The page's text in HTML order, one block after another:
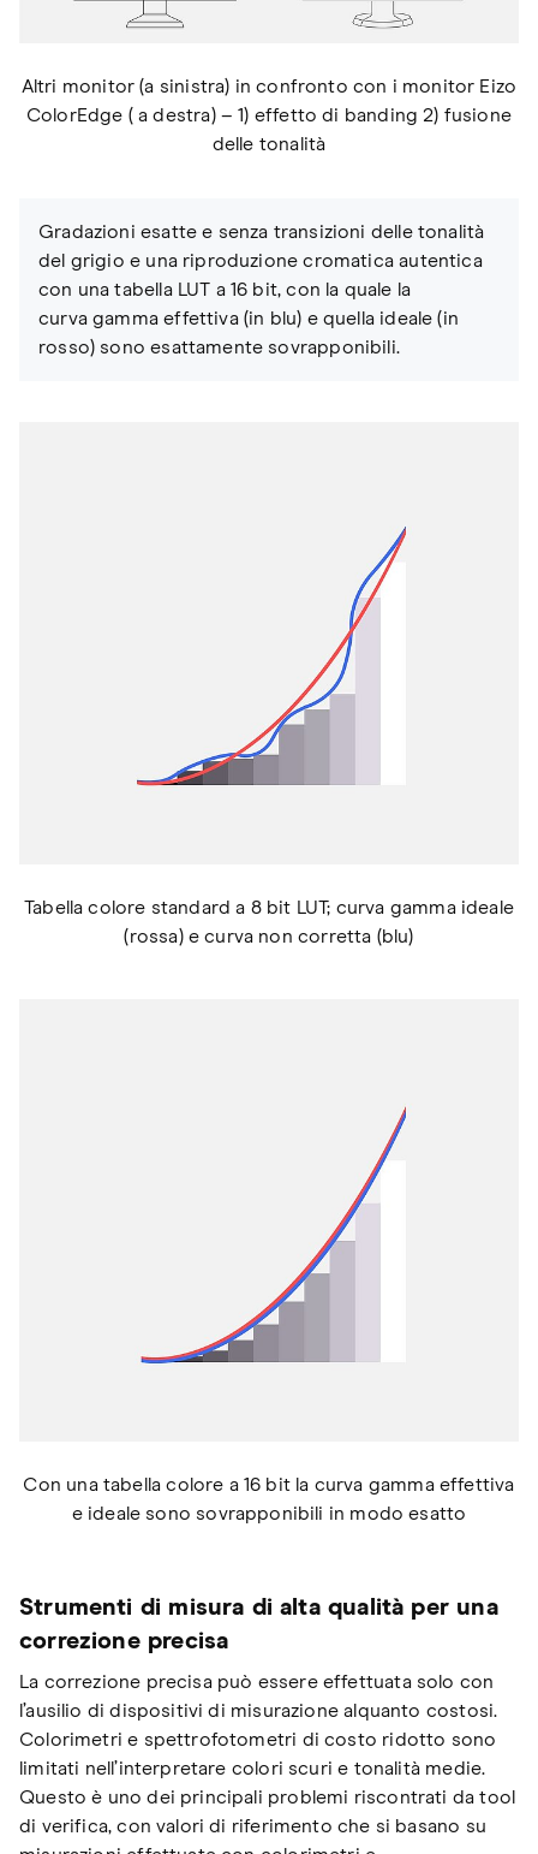
Altri monitor (a sinistra) in confronto con i monitor Eizo
ColorEdge ( a destra) – 1) effetto di banding 2) fusione
delle tonalità
Gradazioni esatte e senza transizioni delle tonalità
del grigio e una riproduzione cromatica autentica
con una tabella LUT a 16 bit, con la quale la
curva gamma effettiva (in blu) e quella ideale (in
rosso) sono esattamente sovrapponibili.
Tabella colore standard a 8 bit LUT; curva gamma ideale
(rossa) e curva non corretta (blu)
Con una tabella colore a 16 bit la curva gamma effettiva
e ideale sono sovrapponibili in modo esatto
Strumenti di misura di alta qualità per una
correzione precisa
La correzione precisa può essere effettuata solo con
l’ausilio di dispositivi di misurazione alquanto costosi.
Colorimetri e spettrofotometri di costo ridotto sono
limitati nell’interpretare colori scuri e tonalità medie.
Questo è uno dei principali problemi riscontrati da tool
di verifica, con valori di riferimento che si basano su